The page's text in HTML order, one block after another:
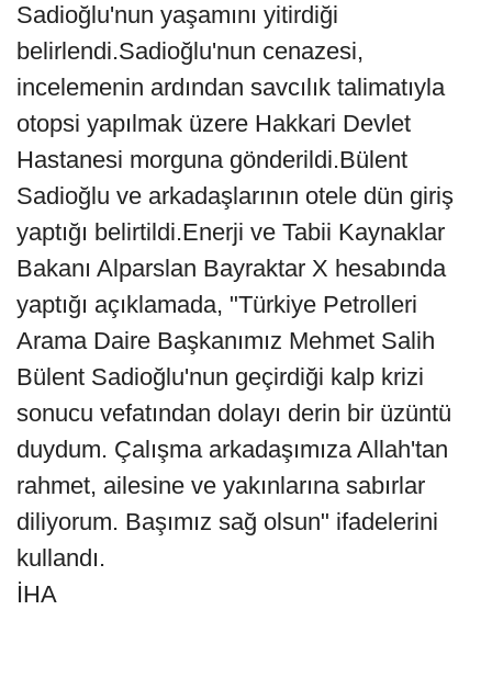
Sadioğlu'nun yaşamını yitirdiği
belirlendi.Sadioğlu'nun cenazesi,
incelemenin ardından savcılık talimatıyla
otopsi yapılmak üzere Hakkari Devlet
Hastanesi morguna gönderildi.Bülent
Sadioğlu ve arkadaşlarının otele dün giriş
yaptığı belirtildi.Enerji ve Tabii Kaynaklar
Bakanı Alparslan Bayraktar X hesabında
yaptığı açıklamada, "Türkiye Petrolleri
Arama Daire Başkanımız Mehmet Salih
Bülent Sadioğlu'nun geçirdiği kalp krizi
sonucu vefatından dolayı derin bir üzüntü
duydum. Çalışma arkadaşımıza Allah'tan
rahmet, ailesine ve yakınlarına sabırlar
diliyorum. Başımız sağ olsun" ifadelerini
kullandı.
İHA